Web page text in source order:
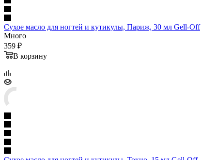
Сухое масло для ногтей и кутикулы, Париж, 30 мл Gell-Off
Много
359 ₽
В корзину